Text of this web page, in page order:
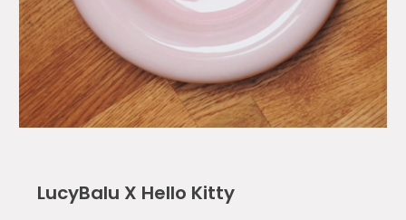
LucyBalu X Hello Kitty